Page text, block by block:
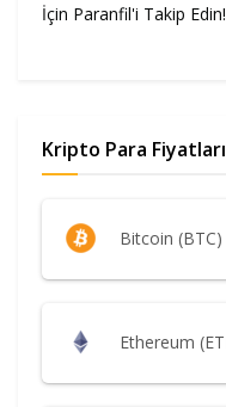
İçin Paranfil'i Takip Edin!
Kripto Para Fiyatları
Bitcoin (BTC)
Ethereum